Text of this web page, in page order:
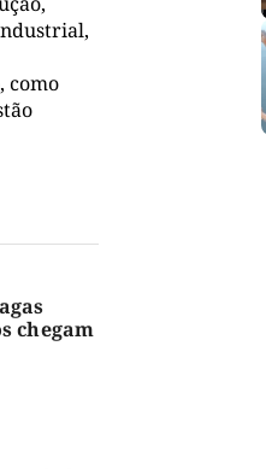
como
chegam